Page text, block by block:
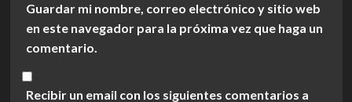
Guardar mi nombre, correo electrónico y sitio web
en este navegador para la próxima vez que haga un
comentario.
Recibir un email con los siguientes comentarios a